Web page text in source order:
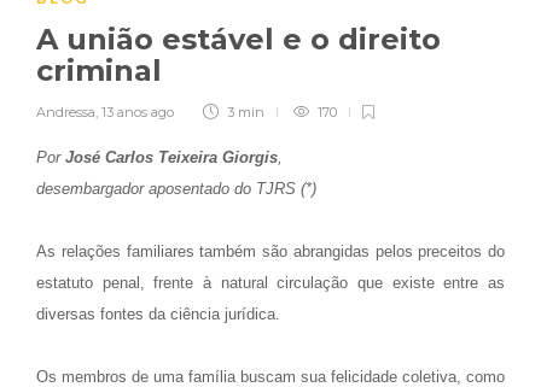
A união estável e o direito
criminal
Andressa, 13 anos ago 3 min 170
Por José Carlos Teixeira Giorgis,
desembargador aposentado do TJRS (*)
As relações familiares também são abrangidas pelos preceitos do
estatuto penal, frente à natural circulação que existe entre as
diversas fontes da ciência jurídica.
Os membros de uma família buscam sua felicidade coletiva, como